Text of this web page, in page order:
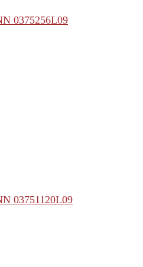
0375256L09
03751120L09